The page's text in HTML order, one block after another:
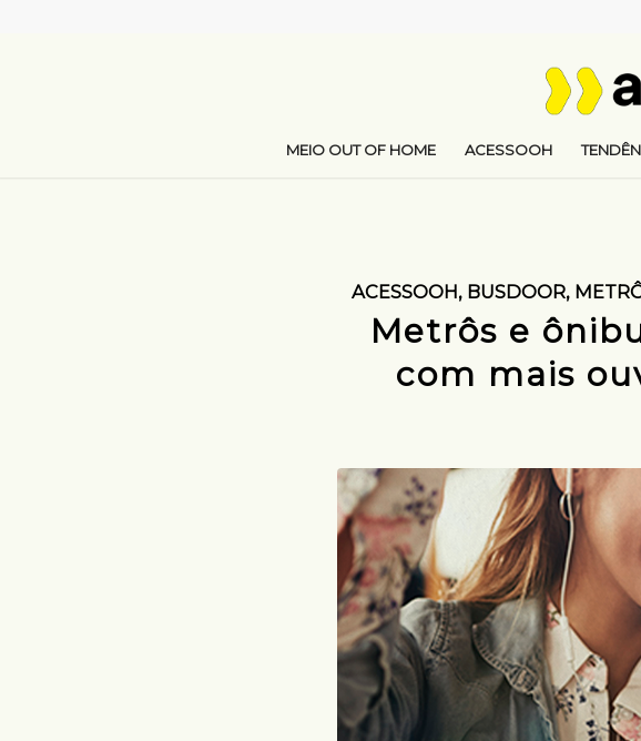
MEIO OUT OF HOME ACESSOOH
ACESSOOH, BUSDOOR,
Metrôs e
com mais